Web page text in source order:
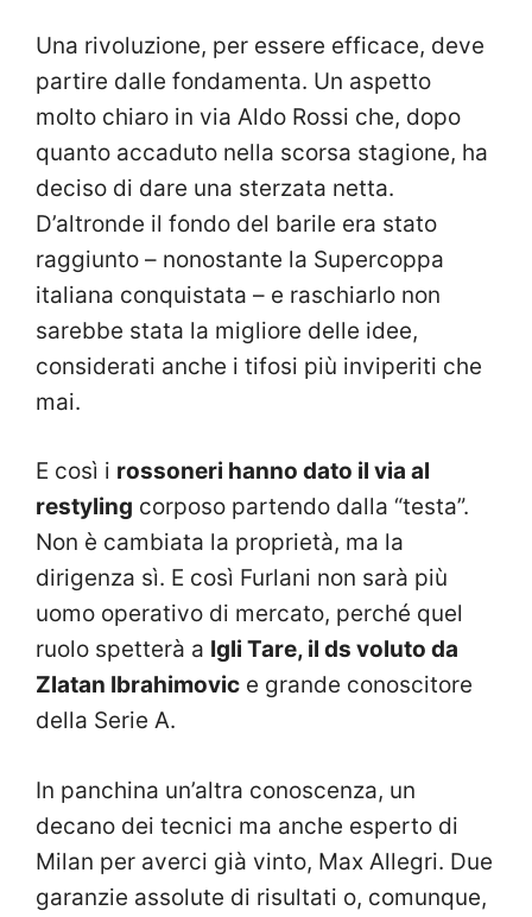
Una rivoluzione, per essere efficace, deve
partire dalle fondamenta. Un aspetto
molto chiaro in via Aldo Rossi che, dopo
quanto accaduto nella scorsa stagione, ha
deciso di dare una sterzata netta.
D’altronde il fondo del barile era stato
raggiunto – nonostante la Supercoppa
italiana conquistata – e raschiarlo non
sarebbe stata la migliore delle idee,
considerati anche i tifosi più inviperiti che
mai.
E così i rossoneri hanno dato il via al
restyling corposo partendo dalla “testa”.
Non è cambiata la proprietà, ma la
dirigenza sì. E così Furlani non sarà più
uomo operativo di mercato, perché quel
ruolo spetterà a Igli Tare, il ds voluto da
Zlatan Ibrahimovic e grande conoscitore
della Serie A.
In panchina un’altra conoscenza, un
decano dei tecnici ma anche esperto di
Milan per averci già vinto, Max Allegri. Due
garanzie assolute di risultati o, comunque,